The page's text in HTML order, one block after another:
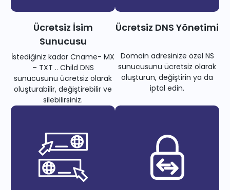
Ücretsiz İsim
Sunucusu
İstediğiniz kadar Cname- MX
– TXT .. Child DNS
sunucusunu ücretsiz olarak
oluşturabilir, değiştirebilir ve
silebilirsiniz.
Ücretsiz DNS Yönetimi
Domain adresinize özel NS
sunucusunu ücretsiz olarak
oluşturun, değiştirin ya da
iptal edin.